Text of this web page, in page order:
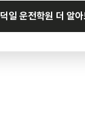
덕일 운전학원 더 알아